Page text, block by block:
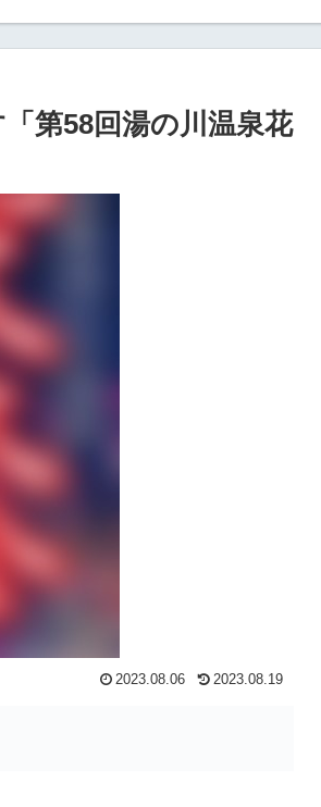
第58回湯の川温泉花
2023.08.06 2023.08.19